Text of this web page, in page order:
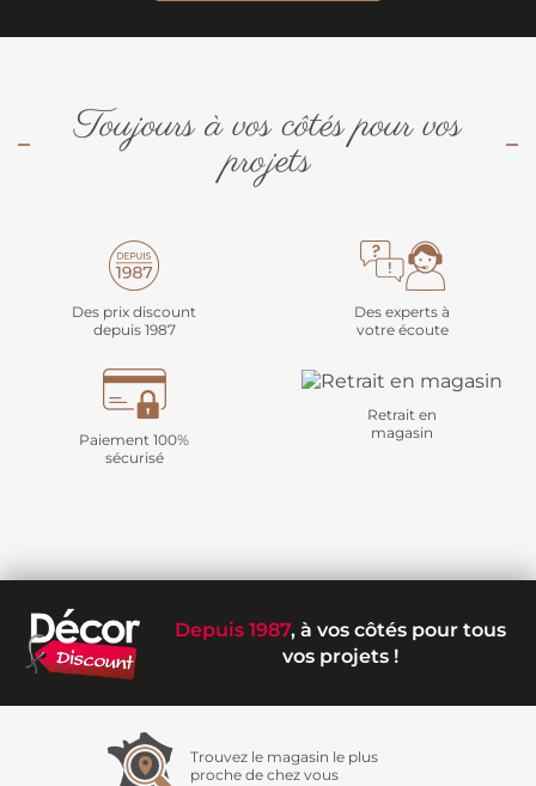
Toujours à vos côtés pour vos
projets
Des prix discount
depuis 1987
Des experts à
votre écoute
Paiement 100%
sécurisé
Retrait en
magasin
Depuis 1987, à vos côtés pour tous
vos projets !
Trouvez le magasin le plus
proche de chez vous